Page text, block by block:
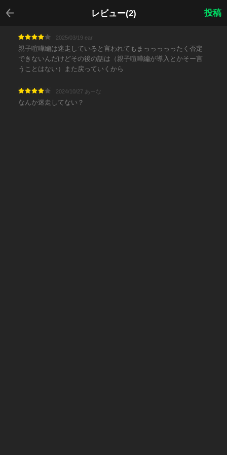
レビュー(2)
戻る
投稿
2025/03/19 ear
親子喧嘩編は迷走していると言われてもまっっっっったく否定
できないんだけどその後の話は（親子喧嘩編が導入とかそー言
うことはない）また戻っていくから
2024/10/27 あーな
なんか迷走してない？